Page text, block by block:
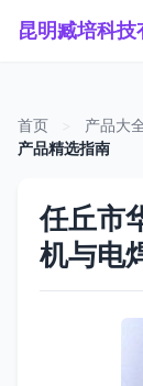
昆明臧培科技
首页 产品大
产品精选指南
任丘市
机与电